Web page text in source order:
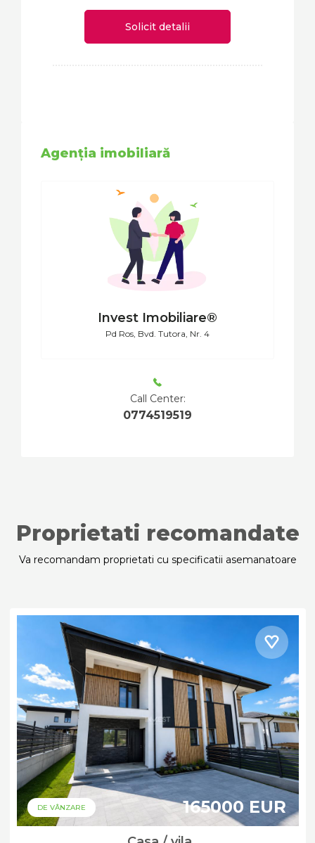
Solicit detalii
Agenția imobiliară
Invest Imobiliare®
Pd Ros, Bvd. Tutora, Nr. 4
Call Center:
0774519519
Proprietati recomandate
Va recomandam proprietati cu specificatii asemanatoare
DE VÂNZARE 165000 EUR